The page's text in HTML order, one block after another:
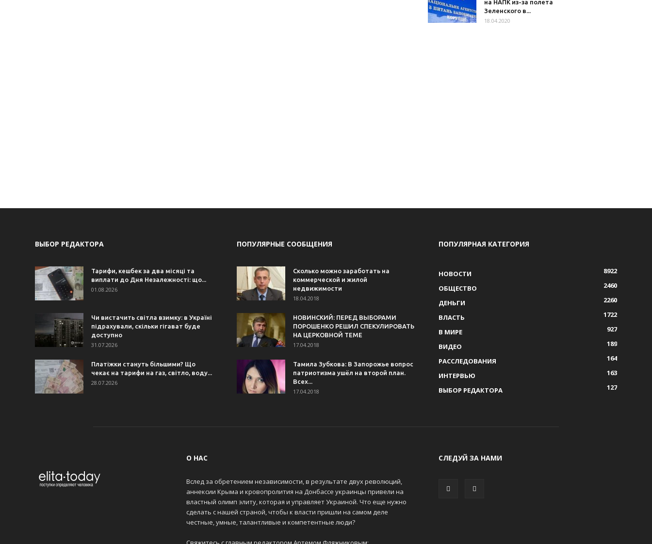
на НАПК из-за полета
Зеленского в...
18.04.2020
ВЫБОР РЕДАКТОРА
Тарифи, кешбек за два місяці та
виплати до Дня Незалежності: що...
01.08.2026
Чи вистачить світла взимку: в Україні
підрахували, скільки гігават буде
доступно
31.07.2026
Платіжки стануть більшими? Що
чекає на тарифи на газ, світло, воду...
28.07.2026
ПОПУЛЯРНЫЕ СООБЩЕНИЯ
Сколько можно заработать на
коммерческой и жилой
недвижимости
18.04.2018
НОВИНСКИЙ: ПЕРЕД ВЫБОРАМИ
ПОРОШЕНКО РЕШИЛ СПЕКУЛИРОВАТЬ
НА ЦЕРКОВНОЙ ТЕМЕ
17.04.2018
Тамила Зубкова: В Запорожье вопрос
патриотизма ушёл на второй план.
Всех...
17.04.2018
ПОПУЛЯРНАЯ КАТЕГОРИЯ
НОВОСТИ
8922
ОБЩЕСТВО
2460
ДЕНЬГИ
2260
ВЛАСТЬ
1722
В МИРЕ
927
ВИДЕО
189
РАССЛЕДОВАНИЯ
164
ИНТЕРВЬЮ
163
ВЫБОР РЕДАКТОРА
127
О НАС
Вслед за обретением независимости, в результате двух революций,
аннексии Крыма и кровопролития на Донбассе украинцы привели на
властный олимп элиту, которая и управляет Украиной. Что еще нужно
сделать с нашей страной, чтобы к власти пришли на самом деле
честные, умные, талантливые и компетентные люди?
СЛЕДУЙ ЗА НАМИ